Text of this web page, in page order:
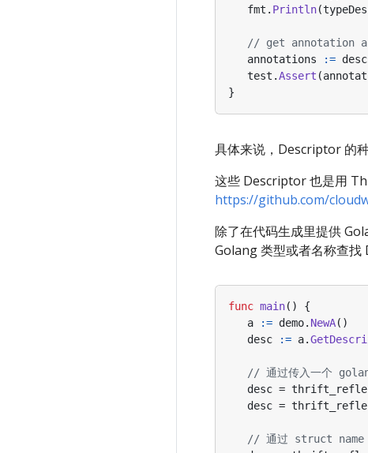
fmt . Println(
// get annotation
annotations
:= desc
test .Assert (
}
具体来说，Descriptor 的
这些 Descriptor 也是用
https://github.com/
除了在代码生成里提供
Golang 类型或者名称查找
func main()
{
a
:= demo. NewA()
desc
:= a.
// 通过传入一个
desc =
desc =
// 通过 struct name